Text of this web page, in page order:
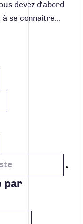
devez d’abord
se connaitre…
par